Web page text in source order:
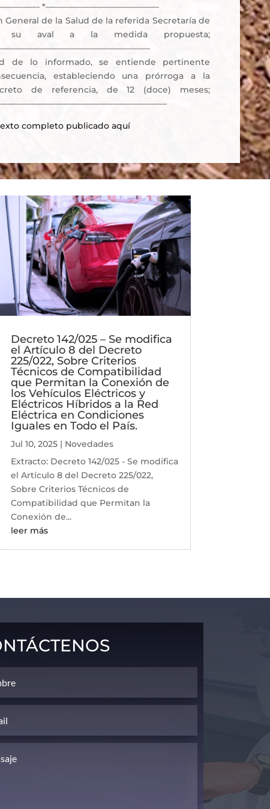
*—————————————–
General de la Salud de la referida Secretaría de
su aval a la medida propuesta;
de lo informado, se entiende pertinente
estableciendo una prórroga a la
de referencia, de 12 (doce) meses;
completo publicado aquí
Decreto 142/025 – Se modifica
el Artículo 8 del Decreto
225/022, Sobre Criterios
Técnicos de Compatibilidad
que Permitan la Conexión de
los Vehículos Eléctricos y
Eléctricos Híbridos a la Red
Eléctrica en Condiciones
Iguales en Todo el País.
Jul 10, 2025| Novedades
Extracto: Decreto 142/025 - Se modifica
el Artículo 8 del Decreto 225/022,
Sobre Criterios Técnicos de
Compatibilidad que Permitan la
Conexión de...
leer más